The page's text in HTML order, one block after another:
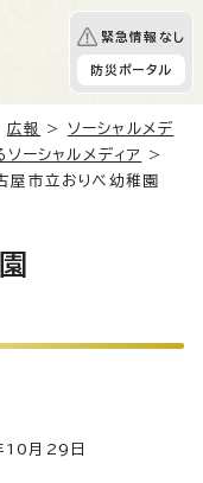
緊急情報なし
防災ポータル
広報 > ソーシャルメデ
ソーシャルメディア
>
屋市立おりべ幼稚園
月29日